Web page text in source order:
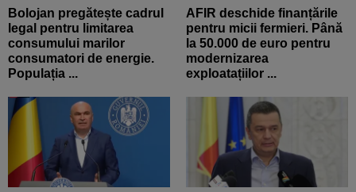
Bolojan pregătește cadrul
legal pentru limitarea
consumului marilor
consumatori de energie.
Populația ...
AFIR deschide finanțările
pentru micii fermieri. Până
la 50.000 de euro pentru
modernizarea
exploatațiilor ...